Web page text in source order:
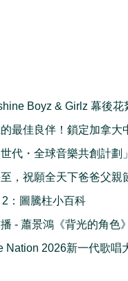
Boyz & Girlz 幕後花
最佳良伴！鎖定加拿大
世代・全球音樂共創計劃
，祝願全天下爸爸父親
：圖騰柱小百科
- 蕭景鴻《背光的角色》
Nation 2026新一代歌唱